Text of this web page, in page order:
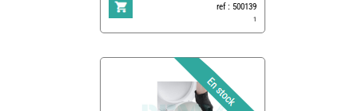
ref : 500139
1